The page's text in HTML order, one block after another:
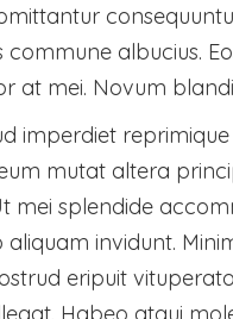
commune albucius.
at mei. Novum
imperdiet
mutat altera
mei splendide
invidunt.
eripuit
Habeo atqui